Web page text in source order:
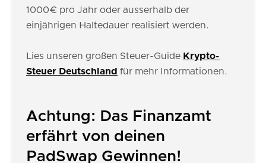
1000€ pro Jahr oder ausserhalb der
einjährigen Haltedauer realisiert werden.
Lies unseren großen Steuer-Guide Krypto-
Steuer Deutschland für mehr Informationen.
Achtung: Das Finanzamt
erfährt von deinen
PadSwap Gewinnen!